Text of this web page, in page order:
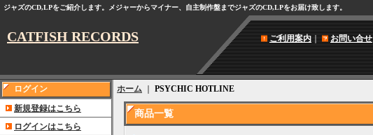
ジャズのCD,LPをご紹介します。メジャーからマイナー、自主制作盤までジャズのCD,LPをお届け致します。
CATFISH RECORDS ご利用案内｜ お問い合せ
ログイン
新規登録はこちら
ログインはこちら
ホーム PSYCHIC HOTLINE
商品一覧